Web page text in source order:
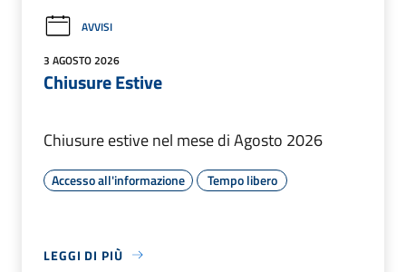
AVVISI
3 AGOSTO 2026
Chiusure Estive
Chiusure estive nel mese di Agosto 2026
Accesso all'informazione Tempo libero
LEGGI DI PIÙ